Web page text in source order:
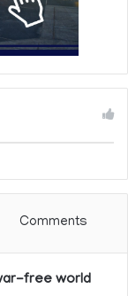
Comments
free world